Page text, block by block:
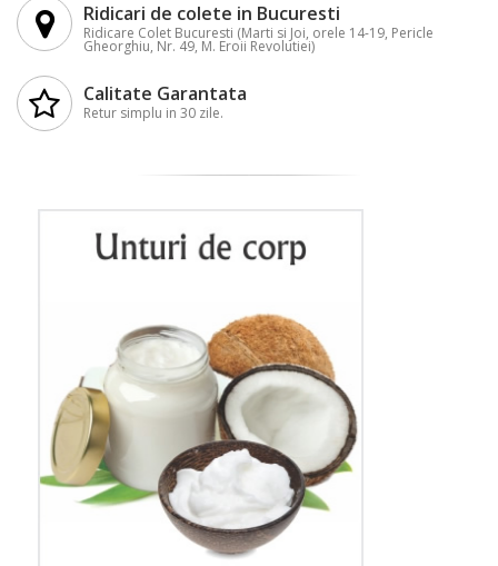
Ridicari de colete in Bucuresti
Ridicare Colet Bucuresti (Marti si Joi, orele 14-19, Pericle
Gheorghiu, Nr. 49, M. Eroii Revolutiei)
Calitate Garantata
Retur simplu in 30 zile.